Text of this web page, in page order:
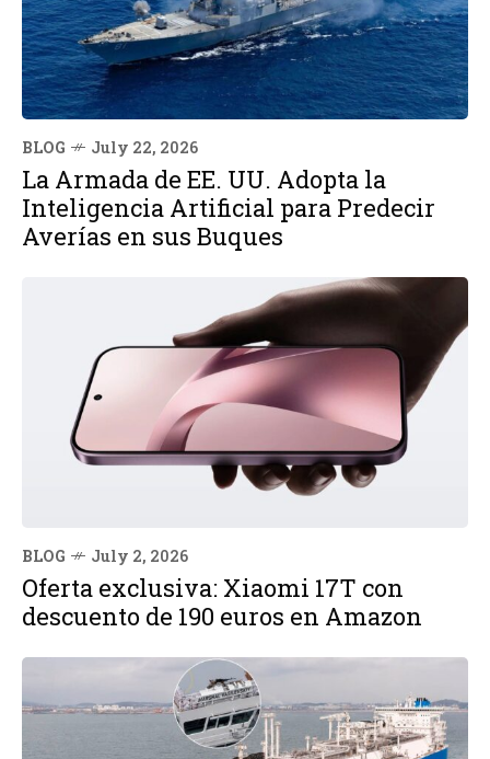
BLOG July 22, 2026
La Armada de EE. UU. Adopta la
Inteligencia Artificial para Predecir
Averías en sus Buques
BLOG July 2, 2026
Oferta exclusiva: Xiaomi 17T con
descuento de 190 euros en Amazon